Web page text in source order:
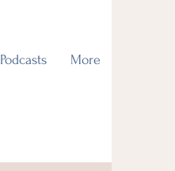
Podcasts More